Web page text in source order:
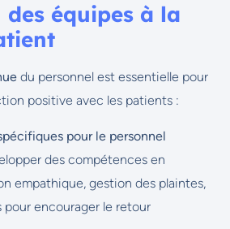
équipes à la
du personnel est essentielle pour
positive avec les patients :
pour le personnel
des compétences en
empathique, gestion des plaintes,
encourager le retour